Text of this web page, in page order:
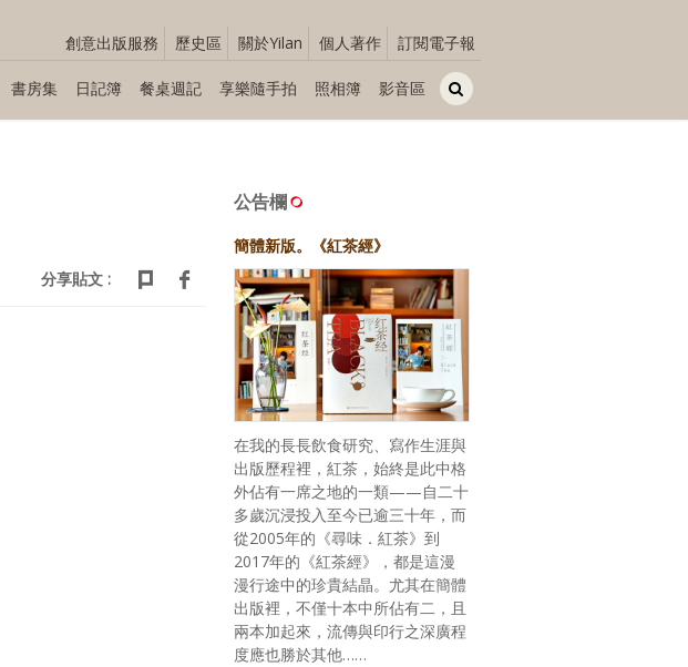
創意出版服務 歷史區 關於Yilan 個人著作 訂閱電子報
書房集 日記簿 餐桌週記 享樂隨手拍 照相簿 影音區
分享貼文 :
公告欄
簡體新版。《紅茶經》
在我的長長飲食研究、寫作生涯與
出版歷程裡，紅茶，始終是此中格
外佔有一席之地的一類——自二十
多歲沉浸投入至今已逾三十年，而
從2005年的《尋味．紅茶》到
2017年的《紅茶經》，都是這漫
漫行途中的珍貴結晶。尤其在簡體
出版裡，不僅十本中所佔有二，且
兩本加起來，流傳與印行之深廣程
度應也勝於其他……